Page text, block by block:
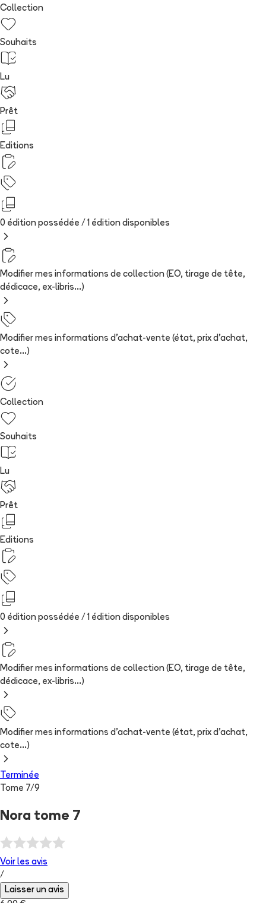
Collection
Souhaits
Lu
Prêt
Editions
0 édition possédée / 1 édition disponibles
Modifier mes informations de collection (EO, tirage de tête,
dédicace, ex-libris...)
Modifier mes informations d'achat-vente (état, prix d'achat,
cote...)
Collection
Souhaits
Lu
Prêt
Editions
0 édition possédée / 1 édition disponibles
Modifier mes informations de collection (EO, tirage de tête,
dédicace, ex-libris...)
Modifier mes informations d'achat-vente (état, prix d'achat,
cote...)
Terminée
Tome 7/9
Nora tome 7
Voir les avis
/
Laisser un avis